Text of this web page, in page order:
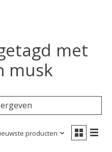
met
musk
producten